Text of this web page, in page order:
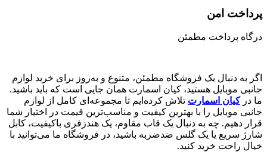
پرداخت امن
درگاه پرداخت مطمئن
اگر به دنبال یک فروشگاه مطمئن، متنوع و به‌روز برای خرید لوازم
جانبی موبایل هستید، کیان اسمارت همان جایی است که باید باشید.
ما درکیان اسمارت تلاش کرده‌ایم تا مجموعه‌ای کامل از لوازم
جانبی موبایل را با بهترین کیفیت و مناسب‌ترین قیمت در اختیار شما
قرار دهیم. چه به دنبال یک قاب مقاوم، یک هندزفری باکیفیت، کابل
شارژ سریع یا یک گلس ضدضربه باشید، در فروشگاه ما می‌توانید با
خیال راحت خرید کنید.